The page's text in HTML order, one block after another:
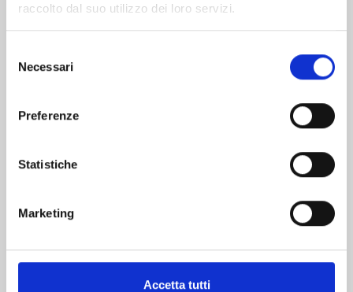
raccolto dal suo utilizzo dei loro servizi.
delNecessari
Preferenze
Statistiche
Marketing
Accetta tutti
PANDORA HEARTS NEW EDITION n. 13